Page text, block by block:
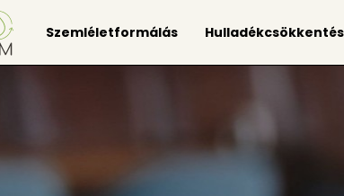
Szemléletformálás Hulladékcsökkentés